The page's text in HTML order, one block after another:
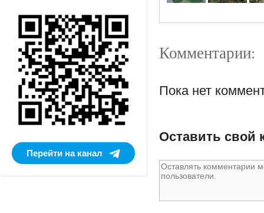
Комментарии:
Пока нет
Оставить свой
Перейти на канал